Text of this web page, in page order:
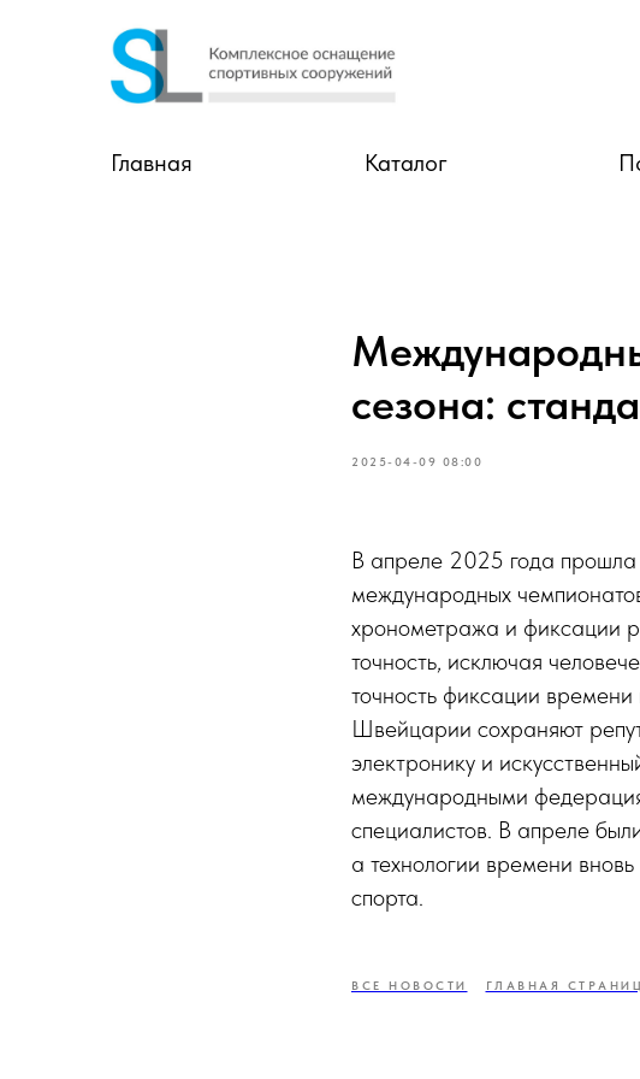
Главная Каталог
сезона:
2025-04-09 08:00
В апреле 2025 года
международных
хронометража и фиксации
точность, исключая
точность фиксации
Швейцарии сохраняют
электронику и
международными
специалистов. В апреле
а технологии времени
спорта.
ВСЕ НОВОСТИ ГЛАВНАЯ